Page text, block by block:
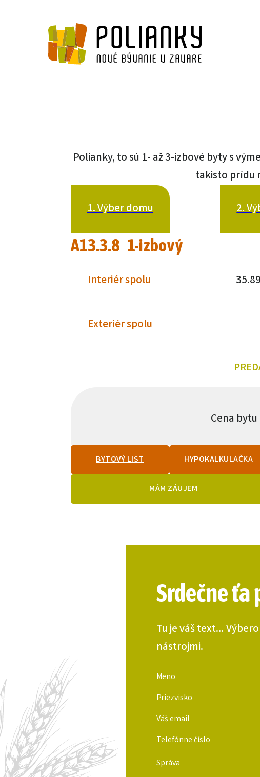
Polianky, to sú 1- až 3-izbové byty s
takisto prídu
1. Výber domu 2.
A13.3.8 1-izbový
Interiér spolu
Exteriér spolu
Cena bytu
BYTOVÝ LIST HYPOKALKULAČKA
MÁM ZÁUJEM
Srdečne
Tu je váš text…
nástrojmi.